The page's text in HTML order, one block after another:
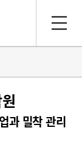
과 밀착 관리